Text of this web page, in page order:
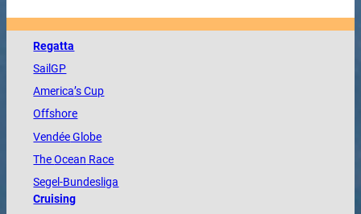
Regatta
SailGP
America’s Cup
Offshore
VendéeGlobe
TheOcean Race
Segel-Bundesliga
Cruising